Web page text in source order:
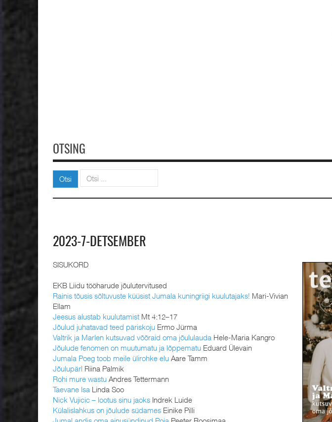
OTSING
Otsi Otsi
2023-7-DETSEMBER
SISUKORD
EKB Liidu tööharude jõulutervitused
Rainis tõusis sõltuvuste küüsist Jumala kuningriigi kuulutajaks! Mari-Vivian
Ellam
Jeesus alustab kuulutamist Mt 4:12–17
Jõulud juhatavad teed päriskoju Ermo Jürma
Valtrik ja Marlen kutsuvad võõraid oma jõululauda Hele-Maria Kangro
Jõulude fenomen on muutumatu ja lõppematu Eduard Ülevain
Jumala Poeg toob meile ülirohke elu Aare Tamm
Jõulupärl Riina Palmik
Rohi mure wastu Andres Tettermann
Taevane Isa Linda Soo
Nick Vujicic – lootus sinu jaoks Indrek Luide
Külalislahkus on jõulude südames Einike Pilli